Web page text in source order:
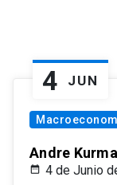
4 JUN
Andre
4 de Junio